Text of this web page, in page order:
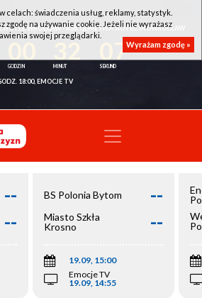
HOTEL WROCŁAW - KSK QEMETICA NOTEĆ INOWROCŁAW
06
18:00, EMOCJE TV
--
--
BS Polonia Bytom --
Miasto Szkła
Krosno
--
19.09, 15:00
Emocje TV
19.09, 14:55
celach: świadczenia usług, reklamy, statystyk.
zgodę na używanie cookie. Jeżeli nie wyrażasz
swojej przeglądarki.
Wyrażam zgodę »